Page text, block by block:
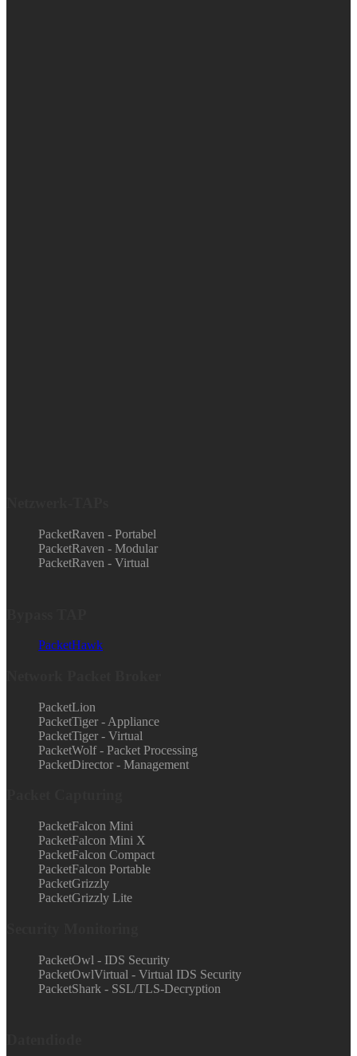
PacketRaven - Portabel
PacketRaven - Modular
PacketRaven - Virtual
PacketHawk
PacketLion
PacketTiger - Appliance
PacketTiger - Virtual
PacketWolf - Packet Processing
PacketDirector - Management
PacketFalcon Mini
PacketFalcon Mini X
PacketFalcon Compact
PacketFalcon Portable
PacketGrizzly
PacketGrizzly Lite
PacketOwl - IDS Security
PacketOwlVirtual - Virtual IDS Security
PacketShark - SSL/TLS-Decryption